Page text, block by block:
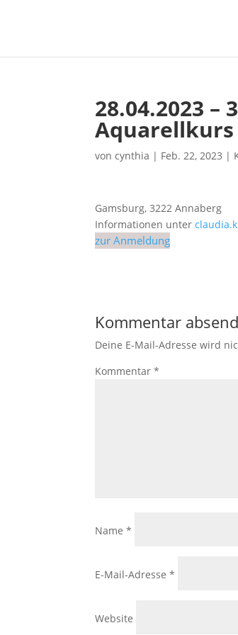
28.04.2023 –
Aquarellkurs
voncynthia | Feb. 22, 2023 |
Gamsburg, 3222 Annaberg
Informationen unter
zur Anmeldung
Kommentar
Deine E-Mail-Adresse wird
Kommentar*
Name*
E-Mail-Adresse*
Website